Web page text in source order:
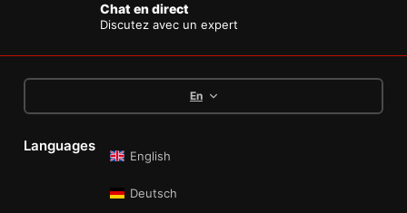
Chat en direct
Discutez avec un expert
En
Languages
English
Deutsch